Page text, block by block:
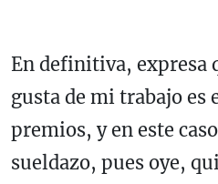
En definitiva, expresa
gusta de mi trabajo
premios, y en este
sueldazo, pues oye,